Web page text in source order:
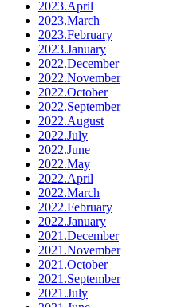
2023.April
2023.March
2023.February
2023.January
2022.December
2022.November
2022.October
2022.September
2022.August
2022.July
2022.June
2022.May
2022.April
2022.March
2022.February
2022.January
2021.December
2021.November
2021.October
2021.September
2021.July